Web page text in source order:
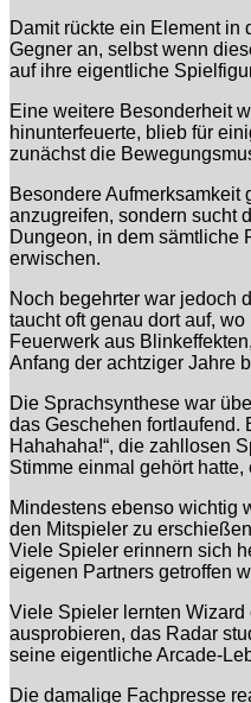
Damit rückte ein Element in
Gegner an, selbst wenn
auf ihre eigentliche
Eine weitere Besonderheit
hinunterfeuerte, blieb für
zunächst die
Besondere Aufmerksamkeit
anzugreifen, sondern sucht
Dungeon, in dem sämtliche
erwischen.
Noch begehrter war jedoch
taucht oft genau dort auf,
Feuerwerk aus
Anfang der achtziger Jahre
Die Sprachsynthese war
das Geschehen fortlaufend.
Hahahaha!“, die zahllosen
Stimme einmal gehört
Mindestens ebenso wichtig
den Mitspieler zu
Viele Spieler erinnern sich
eigenen Partners getroffen
Viele Spieler lernten Wizard
ausprobieren, das Radar
seine eigentliche Arcade-
Die damalige Fachpresse